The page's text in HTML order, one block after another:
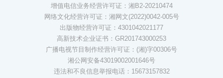
增值电信业务经营许可证：湘B2-20210474
网络文化经营许可证：湘网文(2022)0042-005号
出版物经营许可证：4301042021177
高新技术企业证书：GR201743000253
广播电视节目制作经营许可证：(湘)字00306号
湘公网安备43019002001646号
违法和不良信息举报电话：15673157832